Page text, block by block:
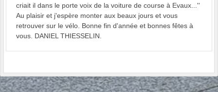
criait il dans le porte voix de la voiture de course à Evaux...''
Au plaisir et j'espère monter aux beaux jours et vous
retrouver sur le vélo. Bonne fin d'année et bonnes fêtes à
vous. DANIEL THIESSELIN.